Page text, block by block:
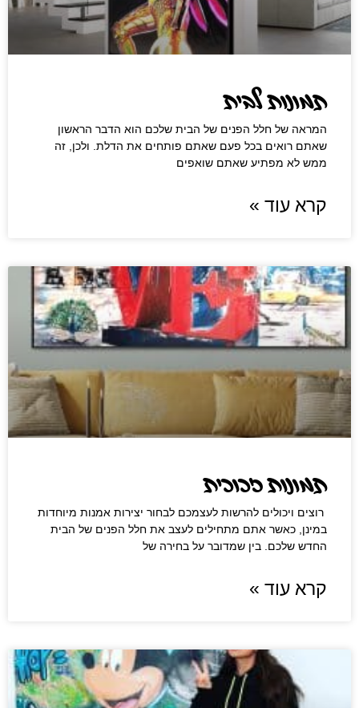
תמונות לבית
המראה של חלל הפנים ‏של הבית שלכם הוא הדבר הראשון
שאתם רואים בכל פעם שאתם פותחים את הדלת. ולכן, זה
ממש לא מפתיע שאתם שואפים
קרא עוד »
‏תמונות זכוכית
‏רוצים ויכולים להרשות לעצמכם לבחור יצירות אמנות מיוחדות
במינן, כאשר אתם ‏מתחילים לעצב את חלל הפנים של הבית
החדש שלכם. בין שמדובר על בחירה של
קרא עוד »